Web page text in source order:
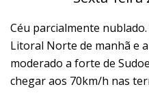
Céu parcialmente
Litoral Norte de manhã e
moderado a forte de
chegar aos 70km/h nas